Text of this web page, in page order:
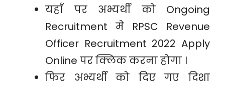
यहाँ पर अभ्यर्थी को Ongoing
Recruitment मे RPSC Revenue
Officer Recruitment 2022 Apply
Online पर क्लिक करना होगा ।
फिर अभ्यर्थी को दिए गए दिशा